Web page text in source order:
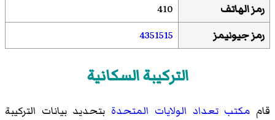
رمز الهاتف
410
رمز جيونيمز
4351515
التركيبة السكانية
قام مكتب تعداد الولايات المتحدة بتحديد بيانات التركيبة